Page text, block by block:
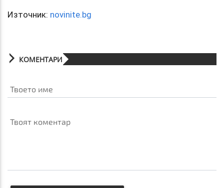
Източник: novinite.bg
КОМЕНТАРИ
Твоето име
Твоят коментар